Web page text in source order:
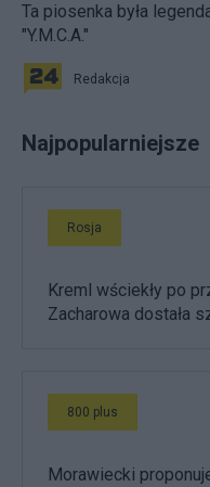
Ta piosenka była
"Y.M.C.A."
Redakcja
Najpopularniejsze
Rosja
Kreml wściekły po
Zacharowa dostała
800 plus
Morawiecki